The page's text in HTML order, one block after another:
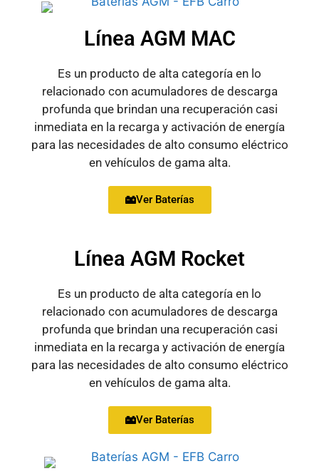
Línea AGM MAC
Es un producto de alta categoría en lo
relacionado con acumuladores de descarga
profunda que brindan una recuperación casi
inmediata en la recarga y activación de energía
para las necesidades de alto consumo eléctrico
en vehículos de gama alta.
Ver Baterías
Línea AGM Rocket
Es un producto de alta categoría en lo
relacionado con acumuladores de descarga
profunda que brindan una recuperación casi
inmediata en la recarga y activación de energía
para las necesidades de alto consumo eléctrico
en vehículos de gama alta.
Ver Baterías